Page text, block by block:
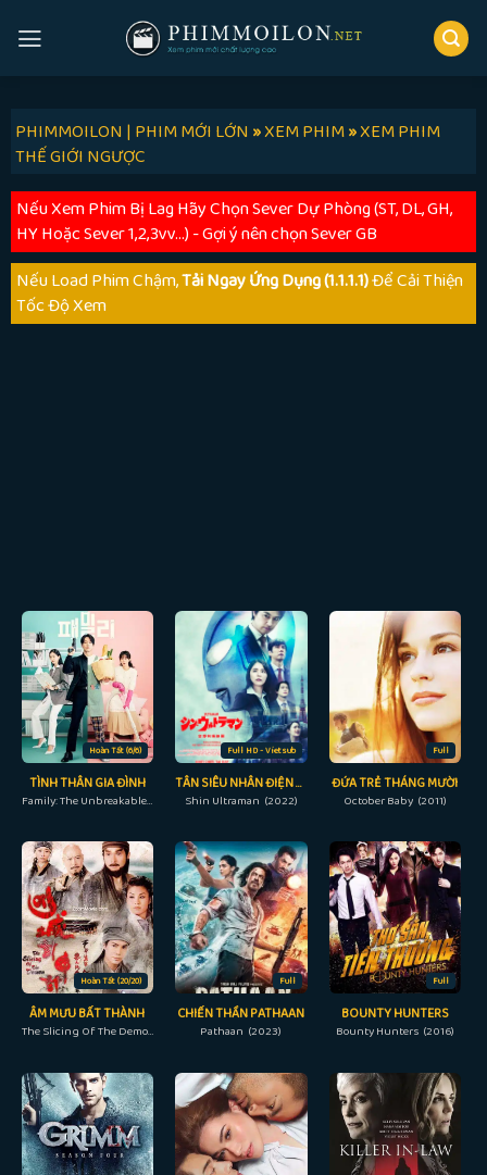
PHIMMOILON | PHIM MỚI LỚN»XEM PHIM»XEM PHIM
THẾ GIỚI NGƯỢC
Nếu Xem Phim Bị Lag Hãy Chọn Sever Dự Phòng (ST, DL, GH,
HY Hoặc Sever 1,2,3vv...) - Gợi ý nên chọn Sever GB
Nếu Load Phim Chậm,Tải Ngay Ứng Dụng (1.1.1.1)Để Cải Thiện
Tốc Độ Xem
Hoàn Tất (6/6)
TÌNH THÂN GIA ĐÌNH
Family: The Unbreakable Bond (2023)
Full HD - Vietsub
TÂN SIÊU NHÂN ĐIỆN QUANG
Shin Ultraman (2022)
Full
ĐỨA TRẺ THÁNG MƯỜI
October Baby (2011)
Hoàn Tất (20/20)
ÂM MƯU BẤT THÀNH
The Slicing Of The Demon (2007)
Full
CHIẾN THẦN PATHAAN
Pathaan (2023)
Full
BOUNTY HUNTERS
Bounty Hunters (2016)